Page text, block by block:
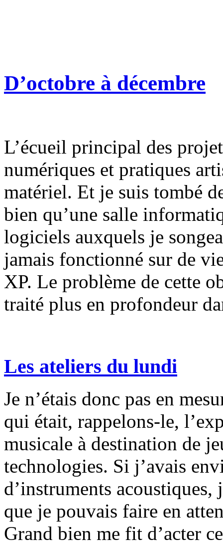
D’octobre à décembre
L’écueil principal des
numériques et pratiques
matériel. Et je suis tombé
bien qu’une salle
logiciels auxquels je
jamais fonctionné sur de
XP. Le problème de cette
traité plus en profondeur
Les ateliers du lundi
Je n’étais donc pas en
qui était, rappelons-le,
musicale à destination de
technologies. Si j’avais
d’instruments acoustiques,
que je pouvais faire en
Grand bien me fit d’acter